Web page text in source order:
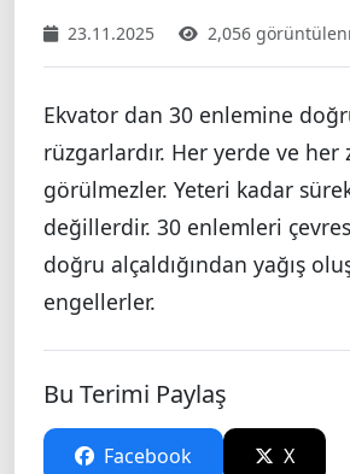
23.11.2025 2,056
Ekvator dan 30 enlemine
rüzgarlardır. Her yerde ve her
görülmezler. Yeteri kadar
değillerdir. 30 enlemleri
doğru alçaldığından yağış
engellerler.
Bu Terimi Paylaş
Facebook X